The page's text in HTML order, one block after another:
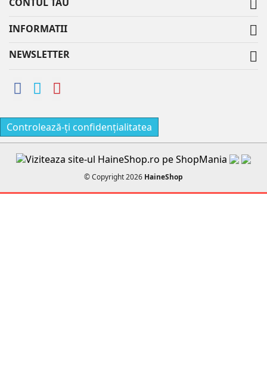

INFORMATII 
NEWSLETTER 
Controlează-ți confidențialitatea
© Copyright 2026 HaineShop